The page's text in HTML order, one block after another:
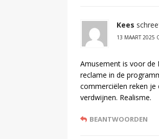
Kees
13 MAART 2025
Amusement is voor de
reclame in de
commerciëlen reken
verdwijnen. Realisme.
BEANTWOORDEN